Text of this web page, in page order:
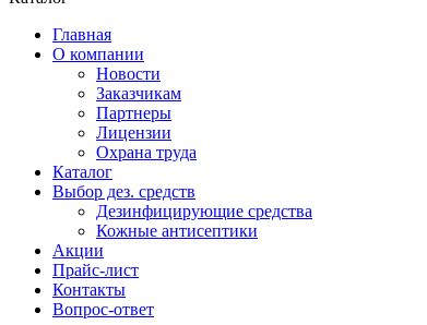
Главная
О компании
Новости
Заказчикам
Партнеры
Лицензии
Охрана труда
Каталог
Выбор дез. средств
Дезинфицирующие средства
Кожные антисептики
Акции
Прайс-лист
Контакты
Вопрос-ответ